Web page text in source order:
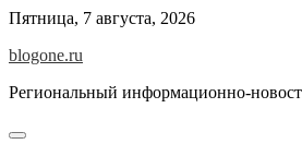
Перейти
содержимому
Пятница, 7 августа, 2026
blogone.ru
Региональный информационно-